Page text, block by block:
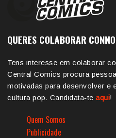
QUERES COLABORAR
Tens interesse em colaborar
Central Comics procura
motivadas para desenvolver e
cultura pop. Candidata-te aqui!
Quem Somos
Publicidade